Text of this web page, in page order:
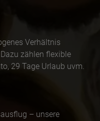
Verhältnis
zählen flexible
29 Tage Urlaub uvm.
– unsere